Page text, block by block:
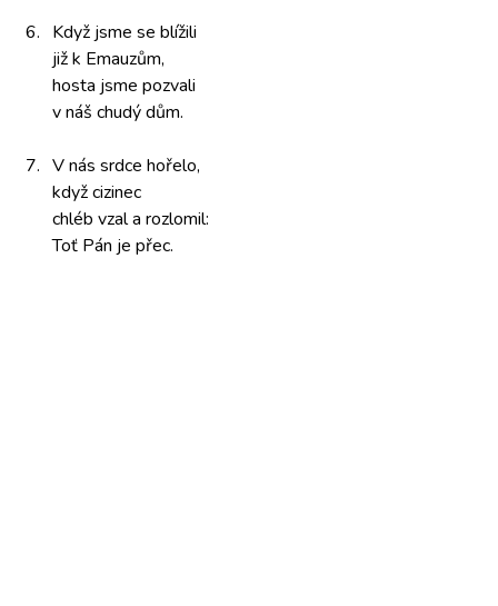
6. Když jsme se blížili
již k Emauzům,
hosta jsme pozvali
v náš chudý dům.
7. V nás srdce hořelo,
když cizinec
chléb vzala rozlomil:
Toť Pán je přec.